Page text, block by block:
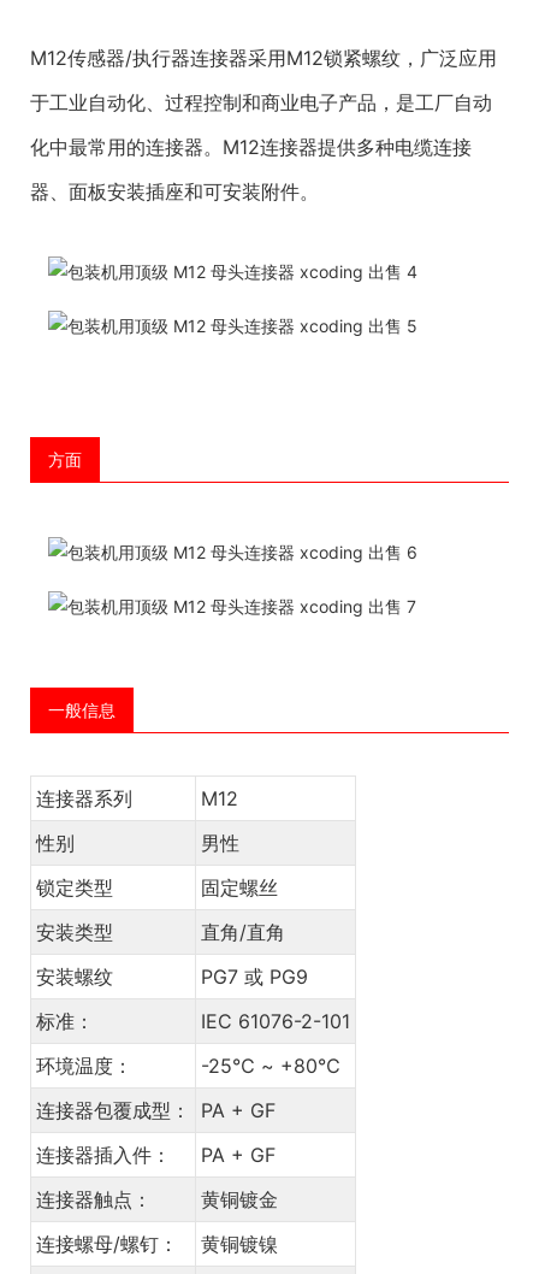
M12传感器/执行器连接器采用M12锁紧螺纹，广泛应用
于工业自动化、过程控制和商业电子产品，是工厂自动
化中最常用的连接器。M12连接器提供多种电缆连接
器、面板安装插座和可安装附件。
方面
一般信息
连接器系列
M12
性别
男性
锁定类型
固定螺丝
安装类型
直角/直角
安装螺纹
PG7 或 PG9
标准：
IEC 61076-2-101
环境温度：
-25℃ ~ +80℃
连接器包覆成型：
PA + GF
连接器插入件：
PA + GF
连接器触点：
黄铜镀金
连接螺母/螺钉：
黄铜镀镍